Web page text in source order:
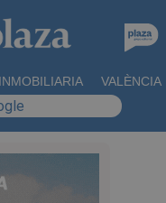
VALÈNCIA